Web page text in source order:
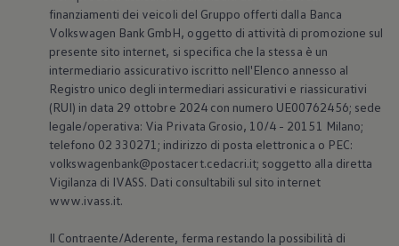
finanziamenti dei veicoli del Gruppo offerti dalla Banca
Volkswagen Bank GmbH, oggetto di attività di promozione sul
presente sito internet, si specifica che la stessa è un
intermediario assicurativo iscritto nell'Elenco annesso al
Registro unico degli intermediari assicurativi e riassicurativi
(RUI) in data 29 ottobre 2024 con numero UE00762456; sede
legale/operativa: Via Privata Grosio, 10/4 - 20151 Milano;
telefono 02 330271; indirizzo di posta elettronica o PEC:
volkswagenbank@postacert.cedacri.it; soggetto alla diretta
Vigilanza di IVASS. Dati consultabili sul sito internet
www.ivass.it.
Il Contraente/Aderente, ferma restando la possibilità di